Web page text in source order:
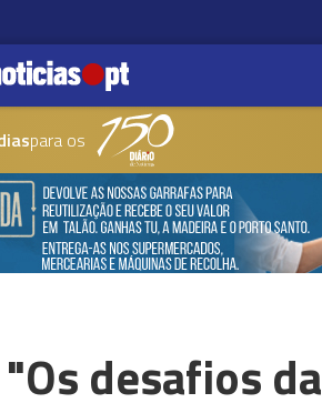
para os
desafios da